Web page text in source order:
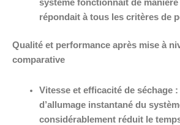
système fonctionnait de
répondait à tous les critères de
Qualité et performance après mise à
comparative
Vitesse et efficacité de séchage :
d’allumage instantané du
considérablement réduit le